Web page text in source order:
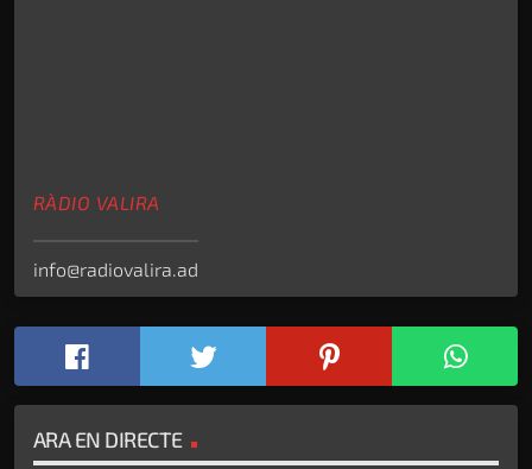
RÀDIO VALIRA
info@radiovalira.ad
ARA EN DIRECTE